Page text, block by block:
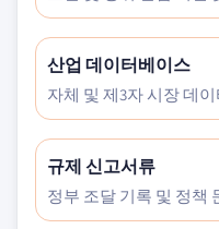
산업 데이터베이스
자체 및 제3자 시장 데
규제 신고서류
정부 조달 기록 및 정책